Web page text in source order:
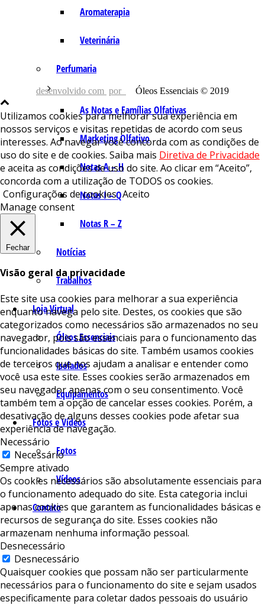
Aromaterapia
Veterinária
Perfumaria
As Notas e Famílias Olfativas
Marketing Olfativo
Notas A – H
Notas I – Q
Notas R – Z
Notícias
Trabalhos
Loja Virtual
Óleos Essenciais
Isolados
Equipamentos
Fotos e Vídeos
Fotos
Vídeos
Contato
desenvolvido com por Óleos Essenciais © 2019
Utilizamos cookies para melhorar sua experiência em
nossos serviços e visitas repetidas de acordo com seus
interesses. Ao navegar você concorda com as condições de
uso do site e de cookies. Saiba mais Diretiva de Privacidade
e aceita as condições de uso do site. Ao clicar em “Aceito”,
concorda com a utilização de TODOS os cookies.
Configurações de cookies Aceito
Manage consent
Fechar
Visão geral da privacidade
Este site usa cookies para melhorar a sua experiência
enquanto navega pelo site. Destes, os cookies que são
categorizados como necessários são armazenados no seu
navegador, pois são essenciais para o funcionamento das
funcionalidades básicas do site. Também usamos cookies
de terceiros que nos ajudam a analisar e entender como
você usa este site. Esses cookies serão armazenados em
seu navegador apenas com o seu consentimento. Você
também tem a opção de cancelar esses cookies. Porém, a
desativação de alguns desses cookies pode afetar sua
experiência de navegação.
Necessário
Necessário
Sempre ativado
Os cookies necessários são absolutamente essenciais para
o funcionamento adequado do site. Esta categoria inclui
apenas cookies que garantem as funcionalidades básicas e
recursos de segurança do site. Esses cookies não
armazenam nenhuma informação pessoal.
Desnecessário
Desnecessário
Quaisquer cookies que possam não ser particularmente
necessários para o funcionamento do site e sejam usados ​​
especificamente para coletar dados pessoais do usuário